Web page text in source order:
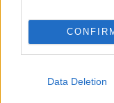
Data Deletion